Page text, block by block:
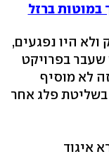
במוטות ברזל
היו נפגעים,
שעבר בפרויקט
לא מוסיף
בשליטת פלג אחר
איגוד